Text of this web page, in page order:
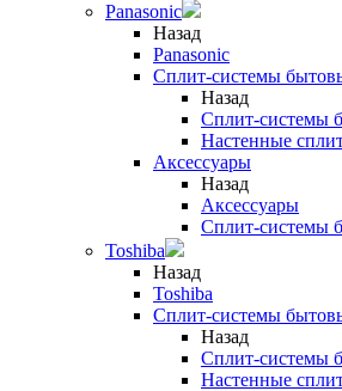
Panasonic
Назад
Panasonic
Сплит-системы
Назад
Сплит-системы
Настенные
Аксессуары
Назад
Аксессуары
Сплит-системы
Toshiba
Назад
Toshiba
Сплит-системы
Назад
Сплит-системы
Настенные